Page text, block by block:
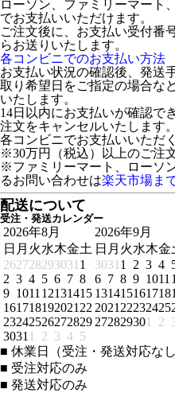
ローソン、ファミリーマート
でお支払いいただけます。
ご注文後に、お支払い受付番
らお送りいたします。
各コンビニでのお支払い方法
お支払い状況の確認後、発送
取り希望日をご指定の場合な
いたします。
14日以内にお支払いが確認で
注文をキャンセルいたします。
各コンビニでお支払いいただ
※30万円（税込）以上のご注
※ファミリーマート、ローソ
るお問い合わせは楽天市場ま
配送について
受注・発送カレンダー
2026年8月
日 月 火水木金土
262728293031 1
2 3 4 5 6 7 8
9 1011 12131415
161718192021 22
23242526272829
3031 1 2 3 4 5
2026年9月
日 月 火水木金
3031 1 2 3 4
6 7 8 9 1011
131415161718
2021 22232425
272829301 2
■ 休業日（受注・発送対応なし
■ 受注対応のみ
■ 発送対応のみ